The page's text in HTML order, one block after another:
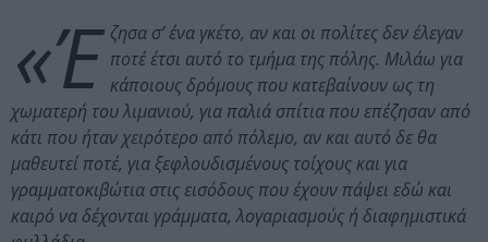
«Έ ζησα σ’ ένα γκέτο, αν και οι πολίτες δεν έλεγαν
ποτέ έτσι αυτό το τμήμα της πόλης. Μιλάω για
κάποιους δρόμους που κατεβαίνουν ως τη
χωματερή του λιμανιού, για παλιά σπίτια που επέζησαν από
κάτι που ήταν χειρότερο από πόλεμο, αν και αυτό δε θα
μαθευτεί ποτέ, για ξεφλουδισμένους τοίχους και για
γραμματοκιβώτια στις εισόδους που έχουν πάψει εδώ και
καιρό να δέχονται γράμματα, λογαριασμούς ή διαφημιστικά